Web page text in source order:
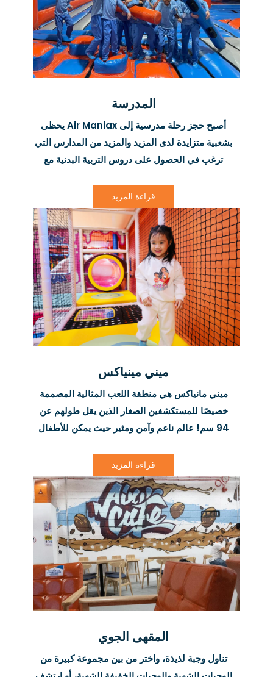
المدرسة
أصبح حجز رحلة مدرسية إلى Air Maniax يحظى
بشعبية متزايدة لدى المزيد والمزيد من المدارس التي
ترغب في الحصول على دروس التربية البدنية مع
الفوائد الصحية والرفاهية للمشاركة في الأنشطة في
Air Maniax!
قراءة المزيد
ميني مينياكس
ميني مانياكس هي منطقة اللعب المثالية المصممة
خصيصًا للمستكشفين الصغار الذين يقل طولهم عن
94 سم! عالم ناعم وآمن ومثير حيث يمكن للأطفال
الآباء والأمهات وهم يعلمون أن أطفالهم الصغار
يقضون أفضل أوقات حياتهم.
قراءة المزيد
المقهى الجوي
تناول وجبة لذيذة، واختر من بين مجموعة كبيرة من